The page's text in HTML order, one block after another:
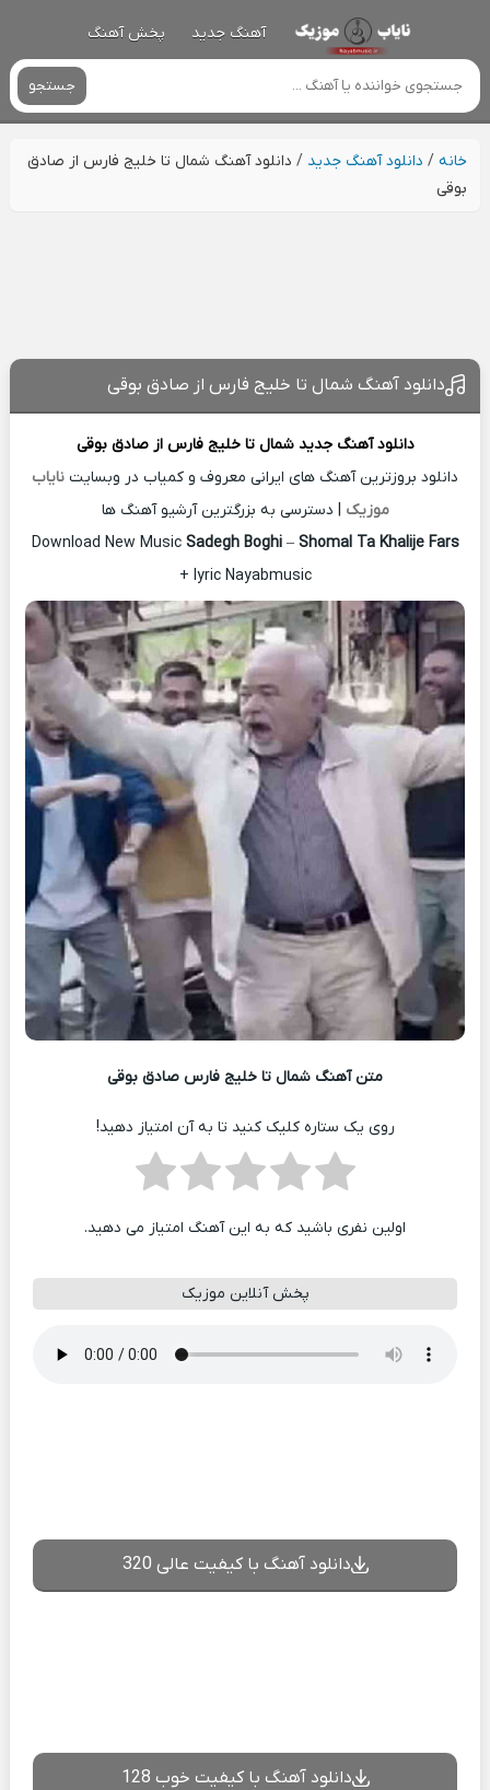
آهنگ جدید پخش آهنگ
جستجو
خانه/ دانلود آهنگ جدید / دانلود آهنگ شمال تا خلیج فارس از صادق
بوقی
دانلود آهنگ شمال تا خلیج فارس از صادق بوقی
دانلود آهنگ جدید شمال تا خلیج فارس ازصادق بوقی
دانلود بروزترین آهنگ های ایرانی معروف و کمیاب در وبسایت نایاب
موزیک | دسترسی به بزرگترین آرشیو آهنگ ها
Download New Music Sadegh Boghi– Shomal Ta Khalije Fars
+ lyric Nayabmusic
متن آهنگ شمال تا خلیج فارس صادق بوقی
روی یک ستاره کلیک کنید تا به آن امتیاز دهید!
اولین نفری باشید که به این آهنگ امتیاز می دهید.
پخش آنلاین موزیک
دانلود آهنگ با کیفیت عالی 320
دانلود آهنگ با کیفیت خوب 128